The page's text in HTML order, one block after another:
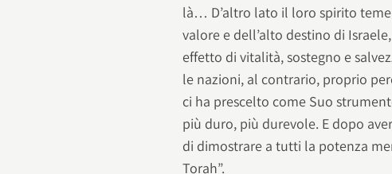
là… D’altro lato il loro spirito
valore e dell’alto destino di
effetto di vitalità, sostegno e
le nazioni, al contrario, proprio
ci ha prescelto come Suo
più duro, più durevole. E dopo
di dimostrare a tutti la potenza
Torah”.